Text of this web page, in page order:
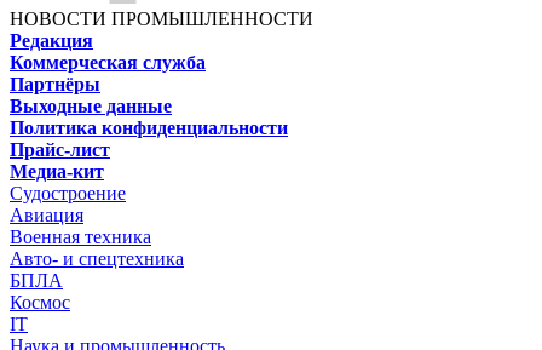
НОВОСТИ ПРОМЫШЛЕННОСТИ
Редакция
Коммерческая служба
Партнёры
Выходные данные
Политика конфиденциальности
Прайс-лист
Медиа-кит
Судостроение
Авиация
Военная техника
Авто- и спецтехника
БПЛА
Космос
IT
Наука и промышленность